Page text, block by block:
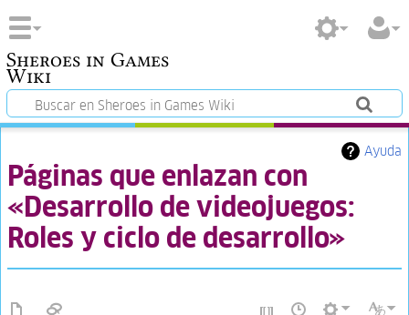
Sheroes in Games
Wiki
Ayuda
Páginas que enlazan con
«Desarrollo de videojuegos:
Roles y ciclo de desarrollo»